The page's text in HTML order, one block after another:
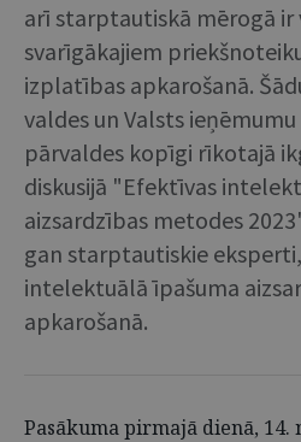
arī starptautiskā mērogā ir
svarīgākajiem
izplatības apkarošanā.
valdes un Valsts
pārvaldes kopīgi rīkotajā
diskusijā "Efektīvas
aizsardzības metodes
gan starptautiskie
intelektuālā īpašuma
apkarošanā.
Pasākuma pirmajā dienā,